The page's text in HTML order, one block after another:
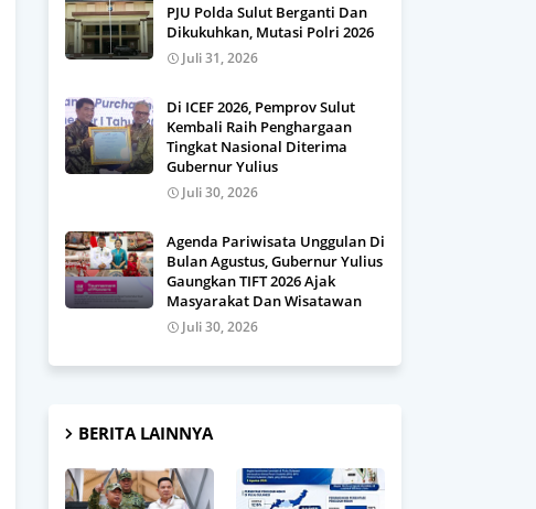
PJU Polda Sulut Berganti Dan
Dikukuhkan, Mutasi Polri 2026
Juli 31, 2026
Di ICEF 2026, Pemprov Sulut
Kembali Raih Penghargaan
Tingkat Nasional Diterima
Gubernur Yulius
Juli 30, 2026
Agenda Pariwisata Unggulan Di
Bulan Agustus, Gubernur Yulius
Gaungkan TIFT 2026 Ajak
Masyarakat Dan Wisatawan
Juli 30, 2026
BERITA LAINNYA